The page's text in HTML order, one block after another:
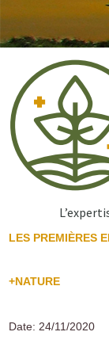
au
principal
LES PREMIÈRES
+NATURE
Date: 24/11/2020